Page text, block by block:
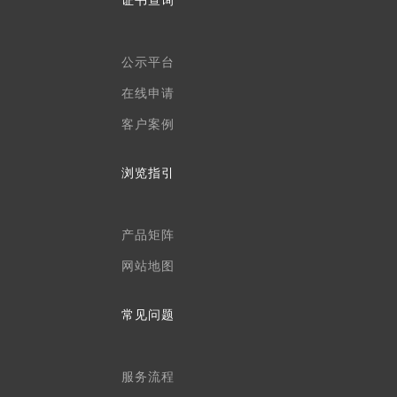
公示平台
在线申请
客户案例
浏览指引
产品矩阵
网站地图
常见问题
服务流程